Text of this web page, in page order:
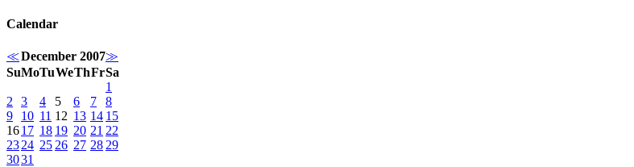
Calendar
≪December 2007≫
SuMoTuWeThFrSa
1
2
3 4 5 6 7
8
9
10 11 12 13 14 15
1617 18 19 20 21 22
2324 25 26 27 28 29
3031